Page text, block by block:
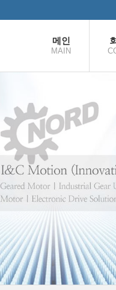
메인
MAIN